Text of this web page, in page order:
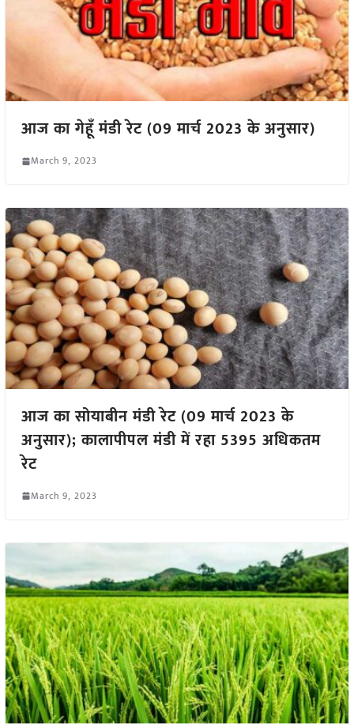
आज का गेहूँ मंडी रेट (09 मार्च 2023 के अनुसार)
March 9, 2023
आज का सोयाबीन मंडी रेट (09 मार्च 2023 के
अनुसार); कालापीपल मंडी में रहा 5395 अधिकतम
रेट
March 9, 2023